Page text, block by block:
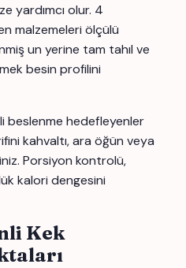
yardımcı olur. 4
malzemeleri ölçülü
un yerine tam tahıl ve
besin profilini
beslenme hedefleyenler
kahvaltı, ara öğün veya
Porsiyon kontrolü,
kalori dengesini
Kek